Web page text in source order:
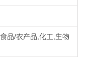
品/农产品,化工,生物